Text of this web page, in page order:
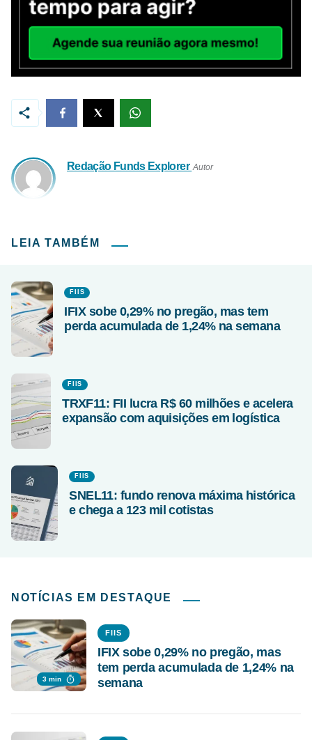
Redação Funds Explorer Autor
LEIA TAMBÉM
FIIS
IFIX sobe 0,29% no pregão, mas tem
perda acumulada de 1,24% na semana
FIIS
TRXF11: FII lucra R$ 60 milhões e acelera
expansão com aquisições em logística
FIIS
SNEL11: fundo renova máxima histórica
e chega a 123 mil cotistas
NOTÍCIAS EM DESTAQUE
3 min
FIIS
IFIX sobe 0,29% no pregão, mas
tem perda acumulada de 1,24% na
semana